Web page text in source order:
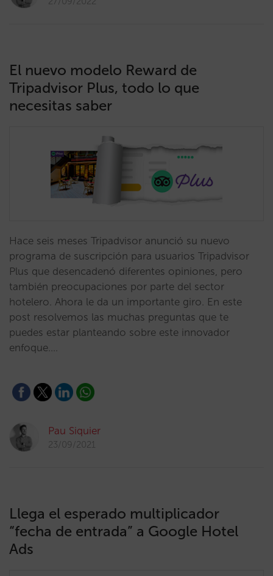
El nuevo modelo Reward de
Tripadvisor Plus, todo lo que
necesitas saber
Hace seis meses Tripadvisor anunció su nuevo
programa de suscripción para usuarios Tripadvisor
Plus que desencadenó diferentes opiniones, pero
también preocupaciones por parte del sector
hotelero. Ahora le da un importante giro. En este
post resolvemos las muchas preguntas que te
puedes estar planteando sobre este innovador
enfoque.…
Pau Siquier
23/09/2021
Llega el esperado multiplicador
“fecha de entrada” a Google Hotel
Ads